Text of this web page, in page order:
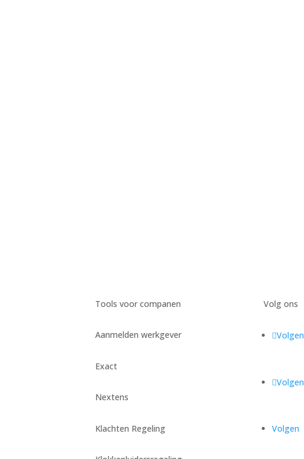
Tools voor companen
Aanmelden werkgever
Exact
Nextens
Klachten Regeling
Volg ons
Volgen
Volgen
Volgen